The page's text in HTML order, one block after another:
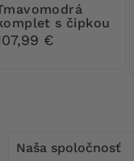
s čipkou
€
Naša spoločnosť